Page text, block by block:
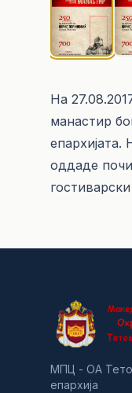
На
манастир
епархијата.
оддаде
МПЦ - ОА
епархија